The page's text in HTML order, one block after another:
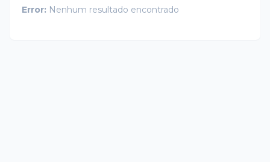
Error: Nenhum resultado encontrado